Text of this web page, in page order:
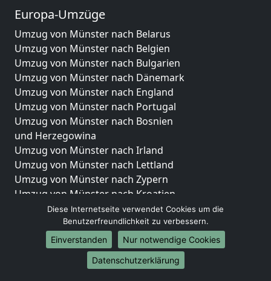
Europa-Umzüge
Umzug von Münster nach Belarus
Umzug von Münster nach Belgien
Umzug von Münster nach Bulgarien
Umzug von Münster nach Dänemark
Umzug von Münster nach England
Umzug von Münster nach Portugal
Umzug von Münster nach Bosnien
und Herzegowina
Umzug von Münster nach Irland
Umzug von Münster nach Lettland
Umzug von Münster nach Zypern
Umzug von Münster nach Kroatien
Umzug von Münster nach Estland
Umzug von Münster nach Finnland
Umzug von Münster nach Frankreich
Umzug von Münster nach Griechenland
Umzug von Münster nach Italien
Diese Internetseite verwendet Cookies um die
Benutzerfreundlichkeit zu verbessern.
Einverstanden
Nur notwendige Cookies
Datenschutzerklärung